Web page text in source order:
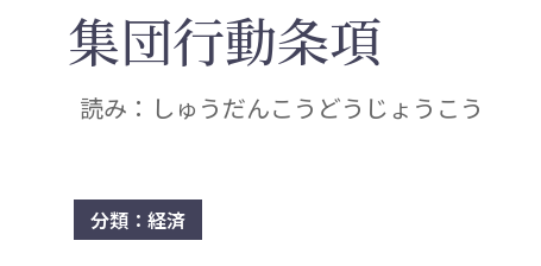
集団行動条項
読み：しゅうだんこうどうじょうこう
分類：経済